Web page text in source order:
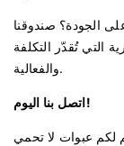
الجودة؟ صندوقنا
التي تُقدّر التكلفة
والفعالية.
اتصل بنا اليوم!
لكم عبوات لا تحمي